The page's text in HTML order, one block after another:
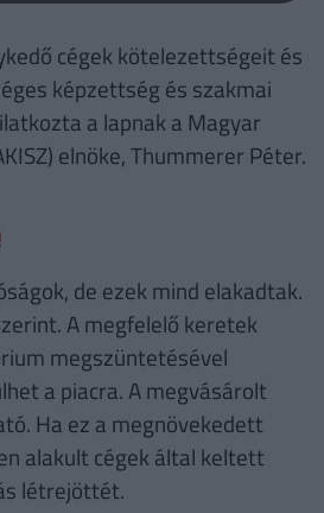
cégek kötelezettségeit és
képzettség és szakmai
a lapnak a Magyar
elnöke, Thummerer Péter.
de ezek mind elakadtak.
A megfelelő keretek
megszüntetésével
a piacra. A megvásárolt
Ha ez a megnövekedett
alakult cégek által keltett
létrejöttét.